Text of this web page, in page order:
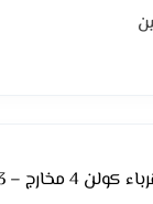
– 3 متر – أبيض